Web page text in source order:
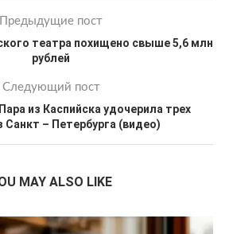
Предыдущие пост
театра похищено свыше 5,6 млн
рублей
Следующий пост
из Каспийска удочерила трех
Санкт – Петербурга (видео)
MAY ALSO LIKE